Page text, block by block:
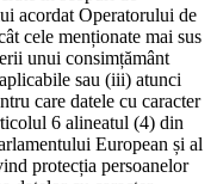
acordat Operatorului de
cele menționate mai sus
unui consimțământ
sau (iii) atunci
care datele cu caracter
6 alineatul (4) din
European și al
protecția persoanelor